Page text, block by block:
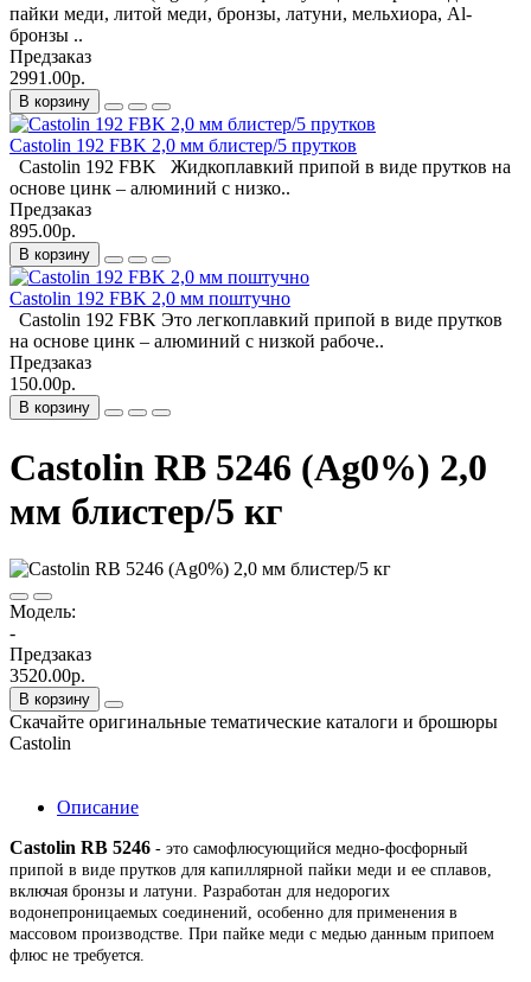
пайки меди, литой меди, бронзы, латуни, мельхиора, Al-
бронзы ..
Предзаказ
2991.00р.
В корзину
Castolin 192 FBK 2,0 мм блистер/5 прутков
Castolin 192 FBK Жидкоплавкий припой в виде прутков на
основе цинк – алюминий с низко..
Предзаказ
895.00р.
В корзину
Castolin 192 FBK 2,0 мм поштучно
Castolin 192 FBK Это легкоплавкий припой в виде прутков
на основе цинк – алюминий с низкой рабоче..
Предзаказ
150.00р.
В корзину
Castolin RB 5246 (Ag0%) 2,0
мм блистер/5 кг
Модель:
-
Предзаказ
3520.00р.
В корзину
Скачайте оригинальные тематические каталоги и брошюры
Castolin
Описание
Castolin RB 5246 - это самофлюсующийся медно-фосфорный
припой в виде прутков для капиллярной пайки меди и ее сплавов,
включая бронзы и латуни. Разработан для недорогих
водонепроницаемых соединений, особенно для применения в
массовом производстве. При пайке меди с медью данным припоем
флюс не требуется.